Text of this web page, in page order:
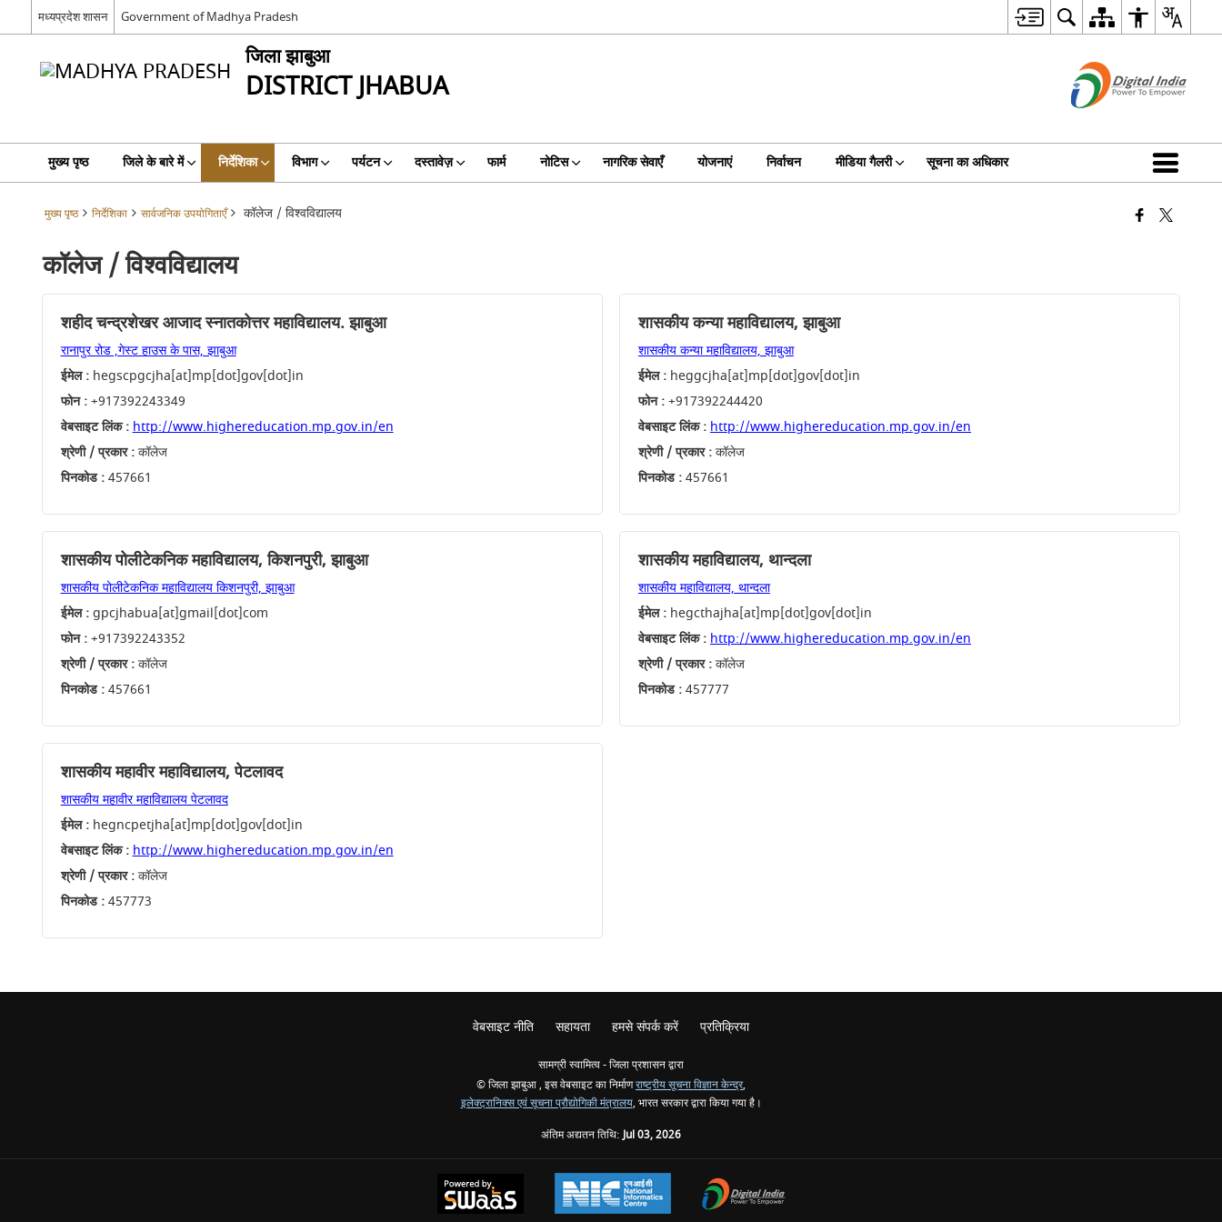
मध्यप्रदेश शासन Government of Madhya Pradesh
जिला झाबुआ
DISTRICT JHABUA
मुख्य पृष्ठ जिले के बारे में निर्देशिका विभाग पर्यटन दस्तावेज़ फार्म नोटिस नागरिक सेवाएँ योजनाएं निर्वाचन मीडिया गैलरी सूचना का अधिकार
मुख्य पृष्ठ निर्देशिका सार्वजनिक उपयोगिताएँ कॉलेज / विश्वविद्यालय
कॉलेज / विश्वविद्यालय
शहीद चन्द्रशेखर आजाद स्नातकोत्तर महाविद्यालय. झाबुआ
रानापुर रोड ,गेस्ट हाउस के पास, झाबुआ
ईमेल :hegscpgcjha[at]mp[dot]gov[dot]in
फोन :+917392243349
वेबसाइट लिंक : http://www.highereducation.mp.gov.in/en
श्रेणी / प्रकार :कॉलेज
पिनकोड :457661
शासकीय कन्या महाविद्यालय, झाबुआ
शासकीय कन्या महाविद्यालय, झाबुआ
ईमेल :heggcjha[at]mp[dot]gov[dot]in
फोन :+917392244420
वेबसाइट लिंक : http://www.highereducation.mp.gov.in/en
श्रेणी / प्रकार :कॉलेज
पिनकोड :457661
शासकीय पोलीटेकनिक महाविद्यालय, किशनपुरी, झाबुआ
शासकीय पोलीटेकनिक महाविद्यालय किशनपुरी, झाबुआ
ईमेल :gpcjhabua[at]gmail[dot]com
फोन :+917392243352
श्रेणी / प्रकार :कॉलेज
पिनकोड :457661
शासकीय महाविद्यालय, थान्दला
शासकीय महाविद्यालय, थान्दला
ईमेल :hegcthajha[at]mp[dot]gov[dot]in
वेबसाइट लिंक : http://www.highereducation.mp.gov.in/en
श्रेणी / प्रकार :कॉलेज
पिनकोड :457777
शासकीय महावीर महाविद्यालय, पेटलावद
शासकीय महावीर महाविद्यालय पेटलावद
ईमेल :hegncpetjha[at]mp[dot]gov[dot]in
वेबसाइट लिंक : http://www.highereducation.mp.gov.in/en
श्रेणी / प्रकार :कॉलेज
पिनकोड :457773
वेबसाइट नीति सहायता हमसे संपर्क करें प्रतिक्रिया
सामग्री स्वामित्व - जिला प्रशासन द्वारा
© जिला झाबुआ , इस वेबसाइट का निर्माणराष्ट्रीय सूचना विज्ञान केन्द्र,
इलेक्ट्रानिक्स एवं सूचना प्रौद्योगिकी मंत्रालय, भारत सरकार द्वारा किया गया है।
अंतिम अद्यतन तिथि:Jul 03, 2026